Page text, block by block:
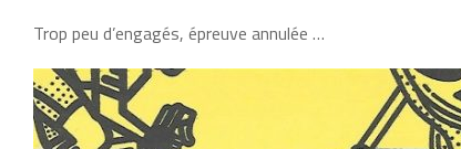
Trop peu d’engagés, épreuve annulée …